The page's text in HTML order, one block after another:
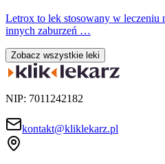
Letrox to lek stosowany w leczeniu
innych zaburzeń …
Zobacz wszystkie leki
NIP: 7011242182
kontakt@kliklekarz.pl